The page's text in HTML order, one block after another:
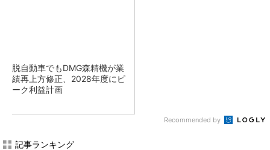
脱自動車でもDMG森精機が業
績再上方修正、2028年度にピ
ーク利益計画
Recommended by
記事ランキング